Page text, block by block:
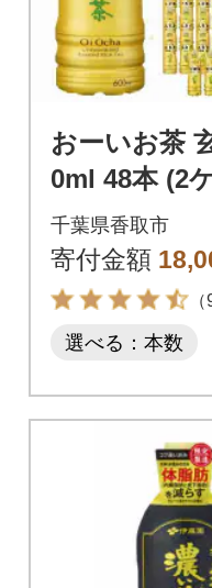
おーいお茶
0ml 48本 (2
藤園 ペット
料
千葉県香取市
寄付金額
（
選べる：本数